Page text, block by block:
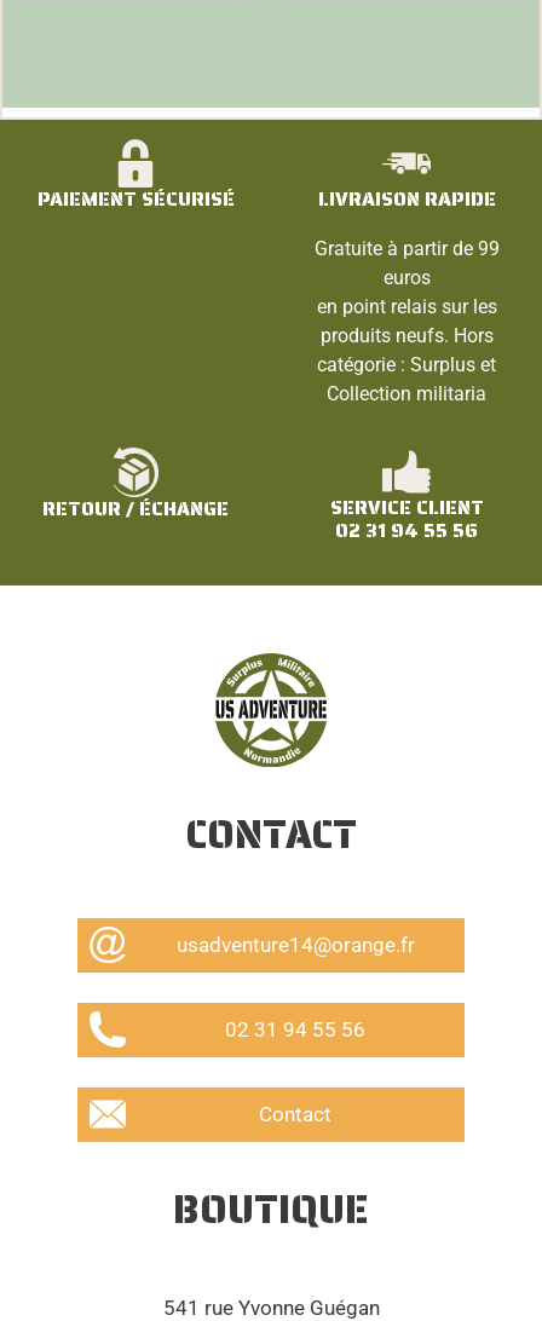
PAIEMENT SÉCURISÉ LIVRAISON RAPIDE
Gratuite à partir de 99
euros
en point relais sur les
produits neufs. Hors
catégorie : Surplus et
Collection militaria
RETOUR / ÉCHANGE SERVICE CLIENT
02 31 94 55 56
CONTACT
usadventure14@orange.fr
02 31 94 55 56
Contact
BOUTIQUE
541 rue Yvonne Guégan